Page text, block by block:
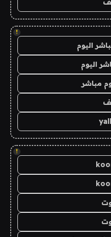
!
اليوم
اليوم
مباشر
!